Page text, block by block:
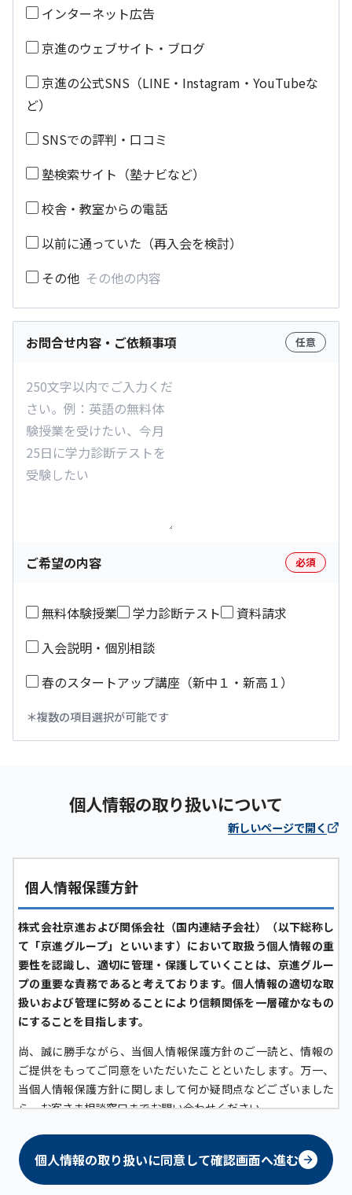
インターネット広告
京進のウェブサイト・ブログ
京進の公式SNS（LINE・Instagram・YouTubeな
ど）
SNSでの評判・口コミ
塾検索サイト（塾ナビなど）
校舎・教室からの電話
以前に通っていた（再入会を検討）
その他
お問合せ内容・ご依頼事項 任意
ご希望の内容 必須
無料体験授業 学力診断テスト
資料請求
入会説明・個別相談
春のスタートアップ講座（新中１・新高１）
複数の項目選択が可能です
個人情報の取り扱いについて
新しいページで開く
個人情報保護方針
株式会社京進および関係会社（国内連結子会社）（以下総称し
て「京進グループ」といいます）において取扱う個人情報の重
要性を認識し、適切に管理・保護していくことは、京進グルー
プの重要な責務であると考えております。個人情報の適切な取
扱いおよび管理に努めることにより信頼関係を一層確かなもの
にすることを目指します。
尚、誠に勝手ながら、当個人情報保護方針のご一読と、情報の
ご提供をもってご同意をいただいたことといたします。万一、
当個人情報保護方針に関しまして何か疑問点などございました
ら、お客さま相談窓口までお問い合わせください。
京進グループにおける個人情報の定義について
京進グループにおいては、生存する「顧客（グループ各社が提
個人情報の取り扱いに同意して確認画面へ進む